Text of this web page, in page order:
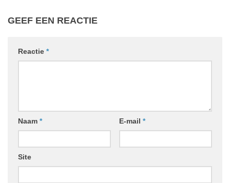
GEEF EEN REACTIE
Reactie *
Naam * E-mail *
Site